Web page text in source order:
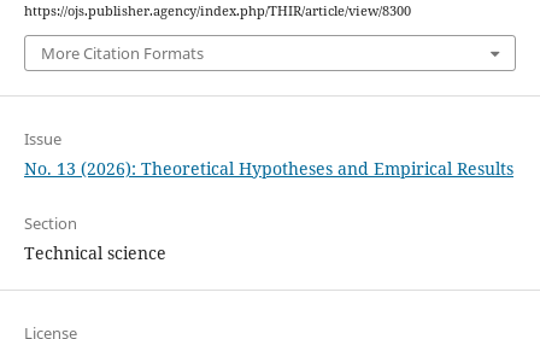
https://ojs.publisher.agency/index.php/THIR/article/view/8300
More Citation Formats
Issue
No. 13 (2026): Theoretical Hypotheses and Empirical Results
Section
Technical science
License